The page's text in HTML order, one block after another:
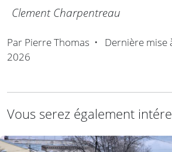
Clement Charpentreau
Par Pierre Thomas • Dernière mise
2026
Vous serez également